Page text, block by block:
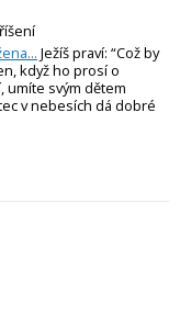
Ježíš praví: “Což by
když ho prosí o
umíte svým dětem
v nebesích dá dobré